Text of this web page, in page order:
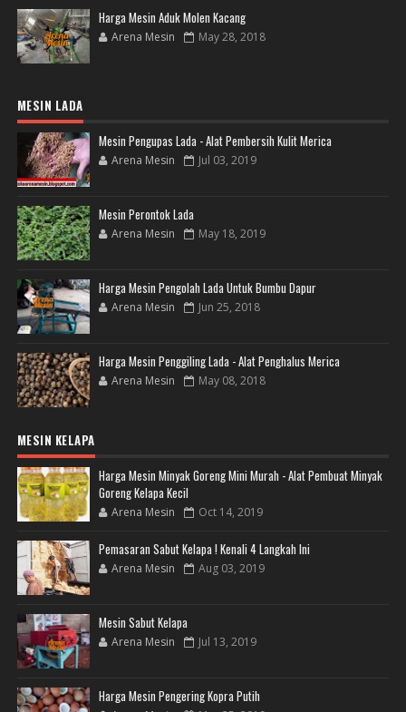
Harga Mesin Aduk Molen Kacang
Arena Mesin May 28, 2018
MESIN LADA
Mesin Pengupas Lada - Alat Pembersih Kulit Merica
Arena Mesin Jul 03, 2019
Mesin Perontok Lada
Arena Mesin May 18, 2019
Harga Mesin Pengolah Lada Untuk Bumbu Dapur
Arena Mesin Jun 25, 2018
Harga Mesin Penggiling Lada - Alat Penghalus Merica
Arena Mesin May 08, 2018
MESIN KELAPA
Harga Mesin Minyak Goreng Mini Murah - Alat Pembuat Minyak
Goreng Kelapa Kecil
Arena Mesin Oct 14, 2019
Pemasaran Sabut Kelapa ! Kenali 4 Langkah Ini
Arena Mesin Aug 03, 2019
Mesin Sabut Kelapa
Arena Mesin Jul 13, 2019
Harga Mesin Pengering Kopra Putih